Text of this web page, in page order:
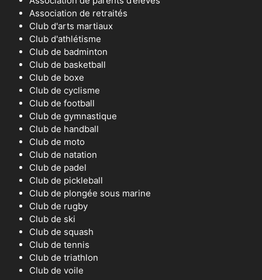
Association de retraités
Club d'arts martiaux
Club d'athlétisme
Club de badminton
Club de basketball
Club de boxe
Club de cyclisme
Club de football
Club de gymnastique
Club de handball
Club de moto
Club de natation
Club de padel
Club de pickleball
Club de plongée sous marine
Club de rugby
Club de ski
Club de squash
Club de tennis
Club de triathlon
Club de voile